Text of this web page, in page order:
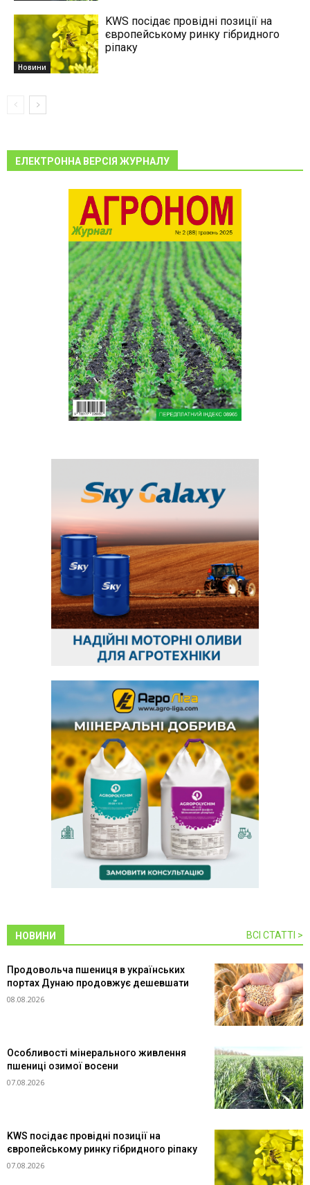
Новини
KWS посідає провідні позиції на
європейському ринку гібридного
ріпаку
ЕЛЕКТРОННА ВЕРСІЯ ЖУРНАЛУ
НОВИНИ ВСІ СТАТТІ >
Продовольча пшениця в українських
портах Дунаю продовжує дешевшати
08.08.2026
Особливості мінерального живлення
пшениці озимої восени
07.08.2026
KWS посідає провідні позиції на
європейському ринку гібридного ріпаку
07.08.2026